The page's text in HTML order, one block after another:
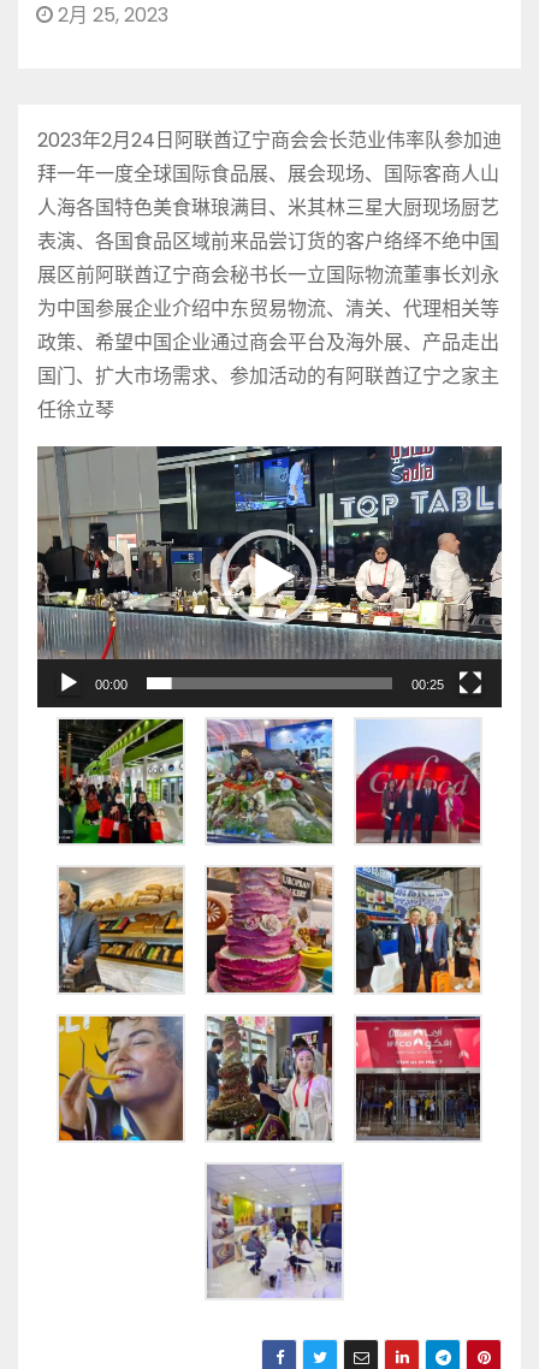
2月 25, 2023
2023年2月24日阿联酋辽宁商会会长范业伟率队参加迪
拜一年一度全球国际食品展、展会现场、国际客商人山
人海各国特色美食琳琅满目、米其林三星大厨现场厨艺
表演、各国食品区域前来品尝订货的客户络绎不绝中国
展区前阿联酋辽宁商会秘书长一立国际物流董事长刘永
为中国参展企业介绍中东贸易物流、清关、代理相关等
政策、希望中国企业通过商会平台及海外展、产品走出
国门、扩大市场需求、参加活动的有阿联酋辽宁之家主
任徐立琴
视
播
放
器
00:00 00:25